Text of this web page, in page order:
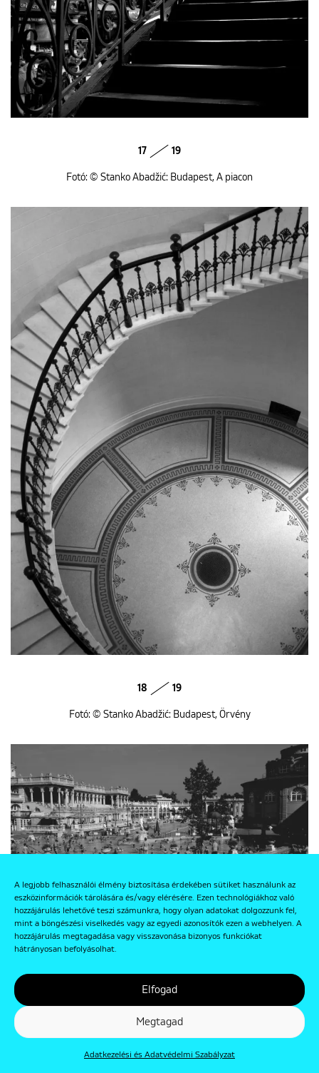
A legjobb felhasználói élmény biztosítása érdekében sütiket használunk az
eszközinformációk tárolására és/vagy elérésére. Ezen technológiákhoz való
hozzájárulás lehetővé teszi számunkra, hogy olyan adatokat dolgozzunk fel,
mint a böngészési viselkedés vagy az egyedi azonosítók ezen a webhelyen. A
hozzájárulás megtagadása vagy visszavonása bizonyos funkciókat
hátrányosan befolyásolhat.
Elfogad
Megtagad
Adatkezelési és Adatvédelmi Szabályzat
17 19
Fotó: © Stanko Abadžić: Budapest, A piacon
18 19
Fotó: © Stanko Abadžić: Budapest, Örvény
19 19